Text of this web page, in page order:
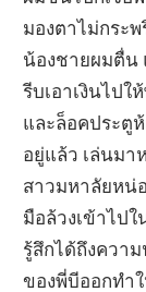
มองตาไม่กระ
น้องชายผมตื่น
รีบเอาเงินไป
และล็อคประตูห้
อยู่แล้ว เล่นมา
สาวมหาลัยหน่
มือล้วงเข้าไป
รู้สึกได้ถึงควา
ของพี่บีออกทำ